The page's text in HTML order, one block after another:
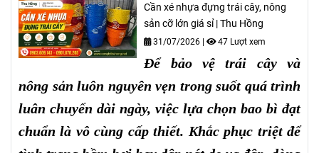
Cần xé nhựa đựng trái cây, nông
sản cỡ lớn giá sỉ | Thu Hồng
31/07/2026 | 47 Lượt xem
Để bảo vệ trái cây và
nông sản luôn nguyên vẹn trong suốt quá trình
luân chuyển dài ngày, việc lựa chọn bao bì đạt
chuẩn là vô cùng cấp thiết. Khắc phục triệt để